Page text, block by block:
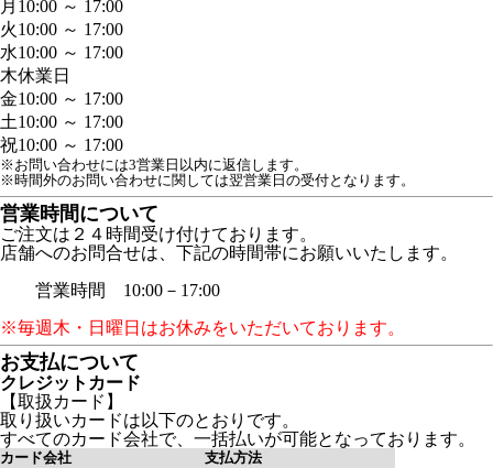
月 10:00 ～ 17:00
火10:00 ～ 17:00
水10:00 ～ 17:00
木休業日
金10:00 ～ 17:00
土10:00 ～ 17:00
祝10:00 ～ 17:00
※お問い合わせには3営業日以内に返信します。
※時間外のお問い合わせに関しては翌営業日の受付となります。
営業時間について
ご注文は２４時間受け付けております。
店舗へのお問合せは、下記の時間帯にお願いいたします。
営業時間 10:00－17:00
※毎週木・日曜日はお休みをいただいております。
お支払について
クレジットカード
【取扱カード】
取り扱いカードは以下のとおりです。
すべてのカード会社で、一括払いが可能となっております。
カード会社
支払方法